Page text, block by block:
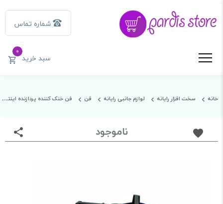
شماره تماس
سبد خرید
0
خانه سخت افزار رایانه لوازم جانبی رایانه فن فن خنک کننده پردازنده اینتل مدل 775
ناموجود